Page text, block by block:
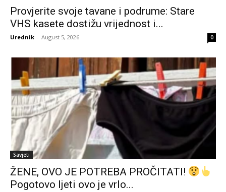
Provjerite svoje tavane i podrume: Stare
VHS kasete dostižu vrijednost i...
Urednik - August 5, 2026 0
Savjeti
ŽENE, OVO JE POTREBA PROČITATI!
Pogotovo ljeti ovo je vrlo...